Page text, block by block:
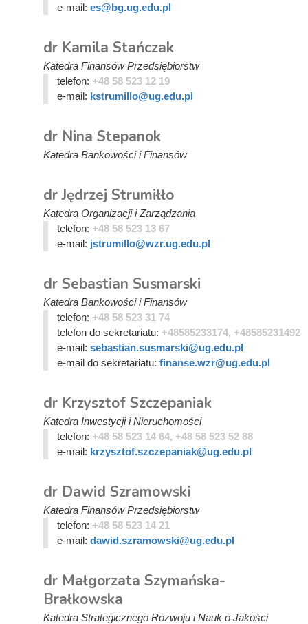
e-mail: es@bg.ug.edu.pl
dr Kamila Stańczak
Katedra Finansów Przedsiębiorstw
telefon: +48 58 523 12 19
e-mail: kstrumillo@ug.edu.pl
dr Nina Stepanok
Katedra Bankowości i Finansów
dr Jędrzej Strumiłło
Katedra Organizacji i Zarządzania
telefon: +48 58 523 13 67
e-mail: jstrumillo@wzr.ug.edu.pl
dr Sebastian Susmarski
Katedra Bankowości i Finansów
telefon: +48 58 523 31 74
telefon do sekretariatu: +48585233174, +48585231492
e-mail: sebastian.susmarski@ug.edu.pl
e-mail do sekretariatu: finanse.wzr@ug.edu.pl
dr Krzysztof Szczepaniak
Katedra Inwestycji i Nieruchomości
telefon: +48 58 523 14 64, +48 58 523 52 88
e-mail: krzysztof.szczepaniak@ug.edu.pl
dr Dawid Szramowski
Katedra Finansów Przedsiębiorstw
telefon: +48 58 523 14 21
e-mail: dawid.szramowski@ug.edu.pl
dr Małgorzata Szymańska-
Brałkowska
Katedra Strategicznego Rozwoju i Nauk o Jakości